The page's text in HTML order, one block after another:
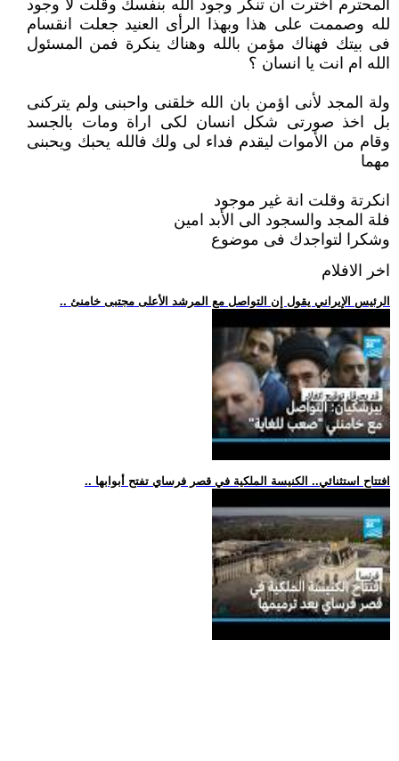
المحترم اخترت ان تنكر وجود الله بنفسك وقلت لا وجود
لله وصممت على هذا وبهذا الرأى العنيد جعلت انقسام
فى بيتك فهناك مؤمن بالله وهناك ينكرة فمن المسئول
الله ام انت يا انسان ؟
ولة المجد لأنى اؤمن بان الله خلقنى واحبنى ولم يتركنى
بل اخذ صورتى شكل انسان لكى اراة ومات بالجسد
وقام من الأموات ليقدم فداء لى ولك فالله يحبك ويحبنى
مهما
انكرتة وقلت انة غير موجود
فلة المجد والسجود الى الأبد امين
وشكرا لتواجدك فى موضوع
اخر الافلام
.. الرئيس الإيراني يقول إن التواصل مع المرشد الأعلى مجتبى خامنئ
.. افتتاح استثنائي.. الكنيسة الملكية في قصر فرساي تفتح أبوابها